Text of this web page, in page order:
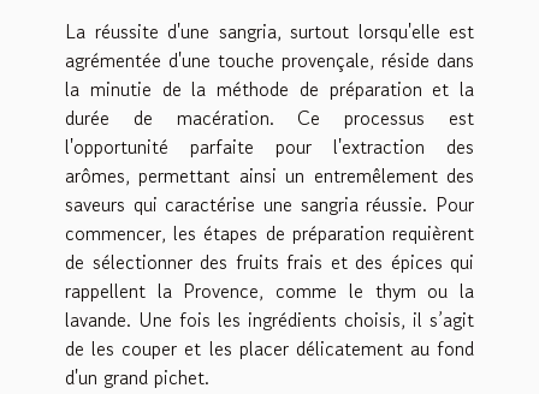
La réussite d'une sangria, surtout lorsqu'elle est
agrémentée d'une touche provençale, réside dans
la minutie de la méthode de préparation et la
durée de macération. Ce processus est
l'opportunité parfaite pour l'extraction des
arômes, permettant ainsi un entremêlement des
saveurs qui caractérise une sangria réussie. Pour
commencer, les étapes de préparation requièrent
de sélectionner des fruits frais et des épices qui
rappellent la Provence, comme le thym ou la
lavande. Une fois les ingrédients choisis, il s’agit
de les couper et les placer délicatement au fond
d'un grand pichet.